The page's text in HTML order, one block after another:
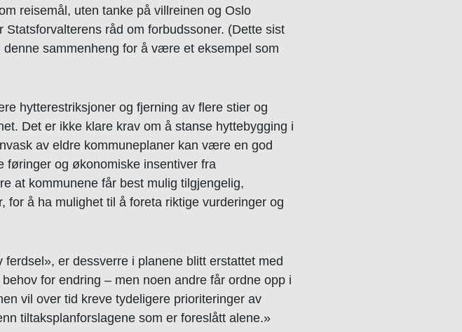
reisemål, uten tanke på villreinen og Oslo
råd om forbudssoner. (Dette sist
sammenheng for å være et eksempel som
hytterestriksjoner og fjerning av flere stier og
Det er ikke klare krav om å stanse hyttebygging i
av eldre kommuneplaner kan være en god
og økonomiske insentiver fra
at kommunene får best mulig tilgjengelig,
for å ha mulighet til å foreta riktige vurderinger og
er dessverre i planene blitt erstattet med
for endring – men noen andre får ordne opp i
vil over tid kreve tydeligere prioriteringer av
tiltaksplanforslagene som er foreslått alene.»